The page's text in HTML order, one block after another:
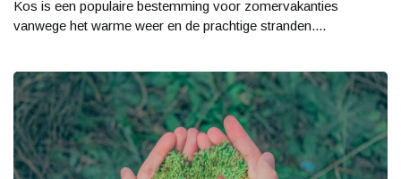
Kos is een populaire bestemming voor zomervakanties
vanwege het warme weer en de prachtige stranden....